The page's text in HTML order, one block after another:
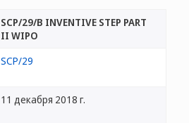
SCP/29/B INVENTIVE STEP PART
II WIPO
SCP/29
11 декабря 2018 г.